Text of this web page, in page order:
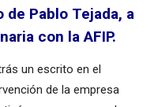
de Pablo Tejada, a
con la AFIP.
un escrito en el
de la empresa